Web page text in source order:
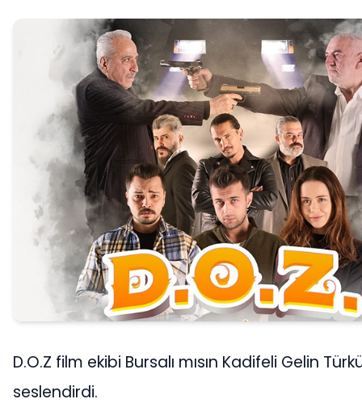
D.O.Z film ekibi Bursalı mısın Kadifeli Gelin
seslendirdi.